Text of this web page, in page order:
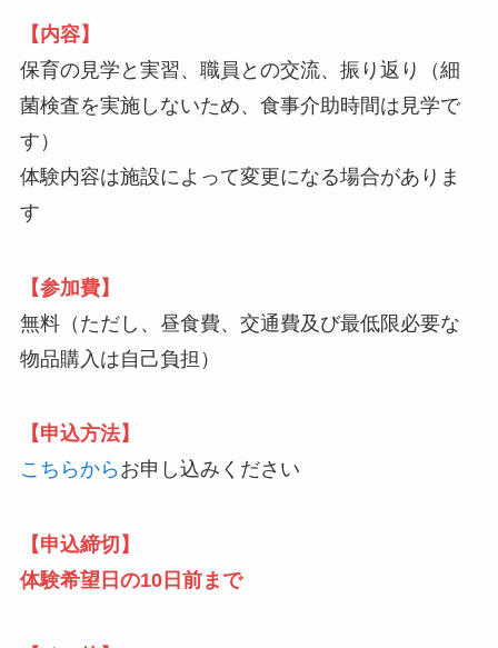
【内容】
保育の見学と実習、職員との交流、振り返り（細
菌検査を実施しないため、食事介助時間は見学で
す）
体験内容は施設によって変更になる場合がありま
す
【参加費】
無料（ただし、昼食費、交通費及び最低限必要な
物品購入は自己負担）
【申込方法】
こちらから お申し込みください
【申込締切】
体験希望日の10日前まで